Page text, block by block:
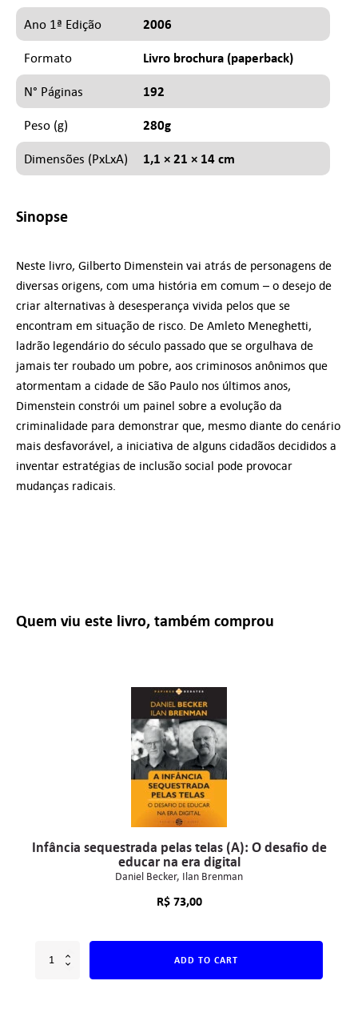
Ano 1ª Edição 2006
Formato Livro brochura (paperback)
N° Páginas 192
Peso (g) 280g
Dimensões (PxLxA) 1,1 × 21 × 14 cm
Sinopse
Neste livro, Gilberto Dimenstein vai atrás de personagens de
diversas origens, com uma história em comum – o desejo de
criar alternativas à desesperança vivida pelos que se
encontram em situação de risco. De Amleto Meneghetti,
ladrão legendário do século passado que se orgulhava de
jamais ter roubado um pobre, aos criminosos anônimos que
atormentam a cidade de São Paulo nos últimos anos,
Dimenstein constrói um painel sobre a evolução da
criminalidade para demonstrar que, mesmo diante do cenário
mais desfavorável, a iniciativa de alguns cidadãos decididos a
inventar estratégias de inclusão social pode provocar
mudanças radicais.
Quem viu este livro, também comprou
Infância sequestrada pelas telas (A): O desafio de
educar na era digital
Daniel Becker Ilan Brenman
R$73,00
ADD TO CART